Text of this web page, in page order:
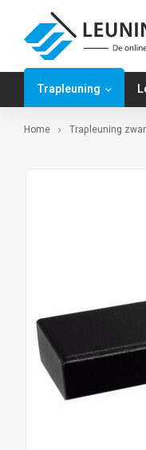
Trapleuning
Home Trapleuning